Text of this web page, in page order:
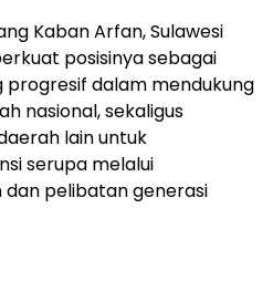
Kaban Arfan, Sulawesi
posisinya sebagai
progresif dalam mendukung
nasional, sekaligus
lain untuk
serupa melalui
pelibatan generasi